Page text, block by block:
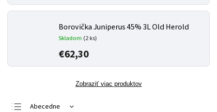
Borovička Juniperus 45% 3L Old Herold
Skladom (2 ks)
€62,30
Zobraziť viac produktov
Abecedne